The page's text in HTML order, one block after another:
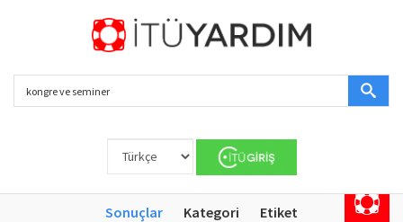
Sonuçlar Kategori Etiket